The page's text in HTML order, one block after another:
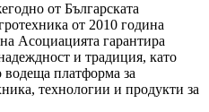
от Българската
от 2010 година
Асоциацията гарантира
и традиция, като
водеща платформа за
технологии и продукти за